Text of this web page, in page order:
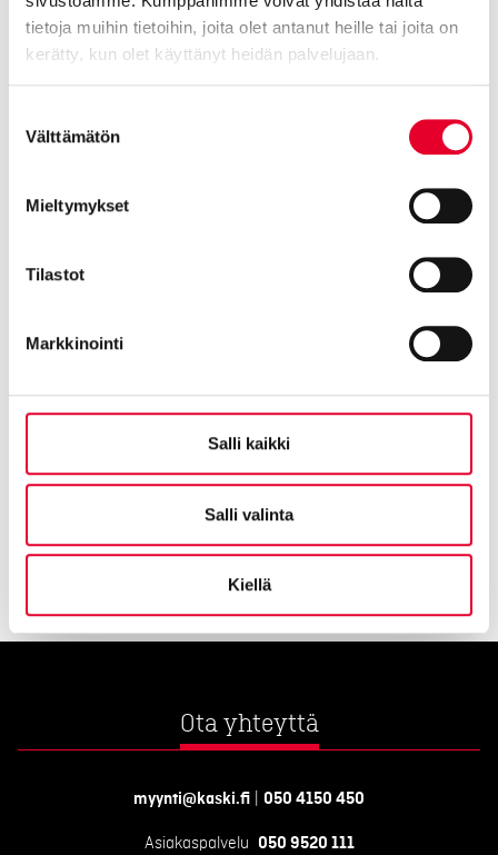
tietoja muihin tietoihin, joita olet antanut heille tai joita on
kerätty, kun olet käyttänyt heidän palvelujaan.
valinta
Välttämätön
Mieltymykset
Tilastot
Markkinointi
Salli kaikki
Salli valinta
Kiellä
25.02.2025
Ota yhteyttä
myynti@kaski.fi 050 4150 450
Asiakaspalvelu 050 9520 111